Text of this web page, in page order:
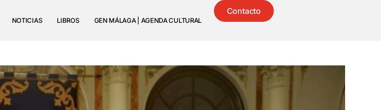
NOTICIAS LIBROS GEN MÁLAGA | AGENDA CULTURAL
Contacto